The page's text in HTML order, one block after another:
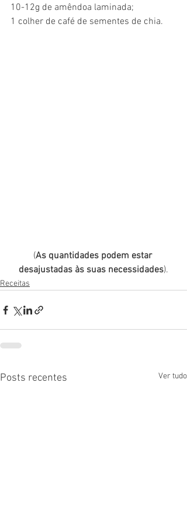
10-12g de amêndoa laminada;
1 colher de café de sementes de chia.
(As quantidades podem estar
desajustadas às suas necessidades).
Receitas
Posts recentes Ver tudo